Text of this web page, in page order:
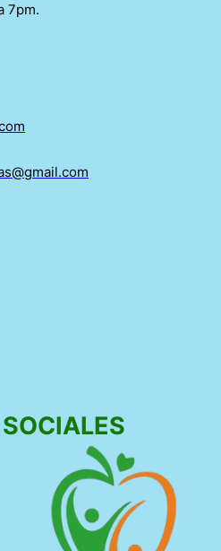
7pm.